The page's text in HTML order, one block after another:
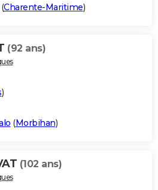
Charente-Maritime)
(92 ans)
)
(Morbihan)
(102 ans)